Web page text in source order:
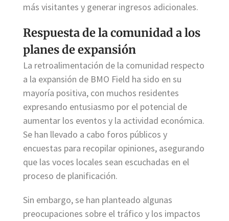
más visitantes y generar ingresos adicionales.
Respuesta de la comunidad a los
planes de expansión
La retroalimentación de la comunidad respecto
a la expansión de BMO Field ha sido en su
mayoría positiva, con muchos residentes
expresando entusiasmo por el potencial de
aumentar los eventos y la actividad económica.
Se han llevado a cabo foros públicos y
encuestas para recopilar opiniones, asegurando
que las voces locales sean escuchadas en el
proceso de planificación.
Sin embargo, se han planteado algunas
preocupaciones sobre el tráfico y los impactos